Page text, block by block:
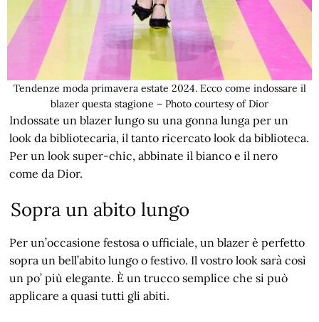
Tendenze moda primavera estate 2024. Ecco come indossare il
blazer questa stagione – Photo courtesy of Dior
Indossate un blazer lungo su una gonna lunga per un
look da bibliotecaria, il tanto ricercato look da biblioteca.
Per un look super-chic, abbinate il bianco e il nero
come da Dior.
Sopra un abito lungo
Per un’occasione festosa o ufficiale, un blazer è perfetto
sopra un bell’abito lungo o festivo. Il vostro look sarà così
un po’ più elegante. È un trucco semplice che si può
applicare a quasi tutti gli abiti.